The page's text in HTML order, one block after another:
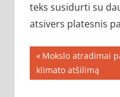
teks susidurti su
atsivers platesnis
Navigacija
tarp
Previous
Post:
Mokslo atradimai
klimato atšilimą